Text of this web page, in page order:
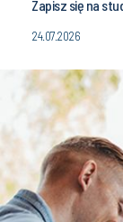
Zapisz się na
24.07.2026